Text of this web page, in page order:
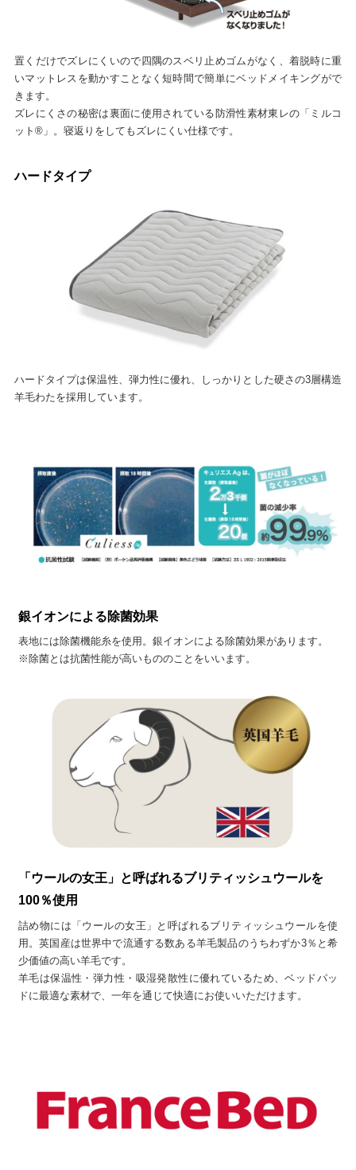
置くだけでズレにくいので四隅のスベリ止めゴムがなく、着脱時に重
いマットレスを動かすことなく短時間で簡単にベッドメイキングがで
きます。
ズレにくさの秘密は裏面に使用されている防滑性素材東レの「ミルコ
ット®」。寝返りをしてもズレにくい仕様です。
ハードタイプ
ハードタイプは保温性、弾力性に優れ、しっかりとした硬さの3層構造
羊毛わたを採用しています。
銀イオンによる除菌効果
表地には除菌機能糸を使用。銀イオンによる除菌効果があります。
※除菌とは抗菌性能が高いもののことをいいます。
「ウールの女王」と呼ばれるブリティッシュウールを
100％使用
詰め物には「ウールの女王」と呼ばれるブリティッシュウールを使
用。英国産は世界中で流通する数ある羊毛製品のうちわずか3％と希
少価値の高い羊毛です。
羊毛は保温性・弾力性・吸湿発散性に優れているため、ベッドパッ
ドに最適な素材で、一年を通じて快適にお使いいただけます。